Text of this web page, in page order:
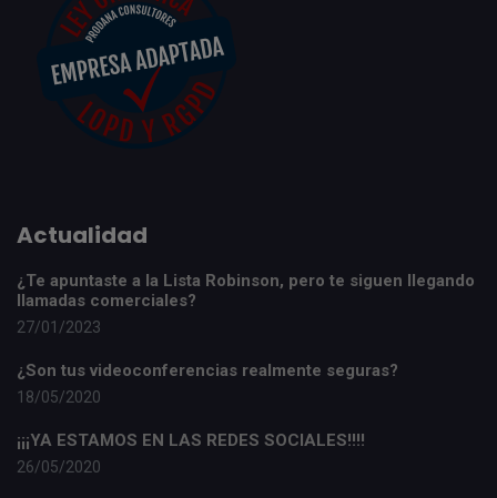
Actualidad
¿Te apuntaste a la Lista Robinson, pero te siguen llegando
llamadas comerciales?
27/01/2023
¿Son tus videoconferencias realmente seguras?
18/05/2020
¡¡¡YA ESTAMOS EN LAS REDES SOCIALES!!!!
26/05/2020